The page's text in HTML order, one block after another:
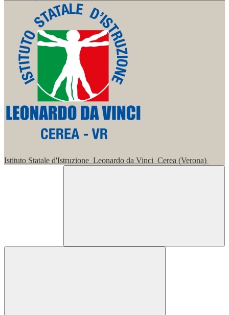
Istituto Statale d'Istruzione Leonardo da Vinci Cerea (Verona)